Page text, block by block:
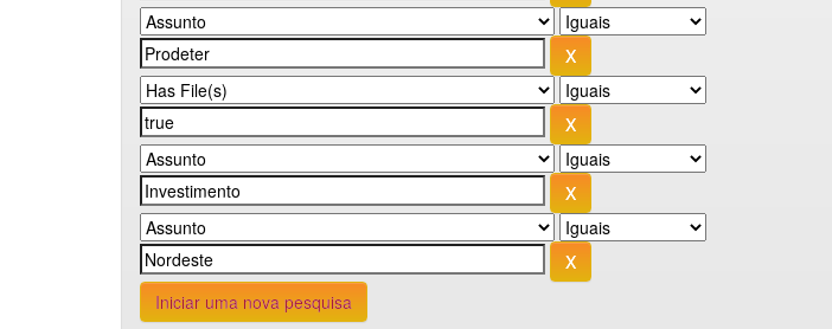
Iniciar uma nova pesquisa